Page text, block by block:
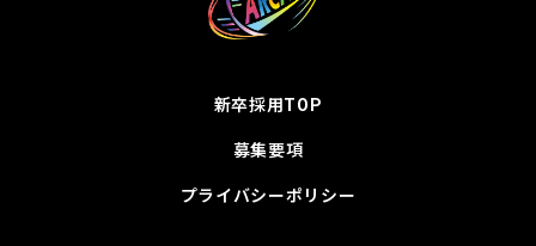
新卒採用TOP
募集要項
プライバシーポリシー